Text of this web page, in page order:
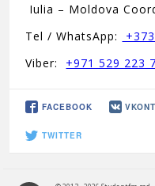
Iulia – Moldova
Tel / WhatsApp:
Viber: +971 529 223
FACEBOOK
TWITTER